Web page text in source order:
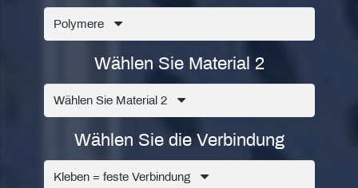
Polymere
Wählen Sie Material 2
Wählen Sie Material 2
Wählen Sie die Verbindung
Kleben = feste Verbindung